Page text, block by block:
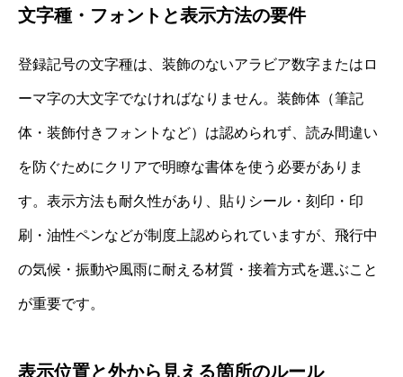
文字種・フォントと表示方法の要件
登録記号の文字種は、装飾のないアラビア数字またはロ
ーマ字の大文字でなければなりません。装飾体（筆記
体・装飾付きフォントなど）は認められず、読み間違い
を防ぐためにクリアで明瞭な書体を使う必要がありま
す。表示方法も耐久性があり、貼りシール・刻印・印
刷・油性ペンなどが制度上認められていますが、飛行中
の気候・振動や風雨に耐える材質・接着方式を選ぶこと
が重要です。
表示位置と外から見える箇所のルール